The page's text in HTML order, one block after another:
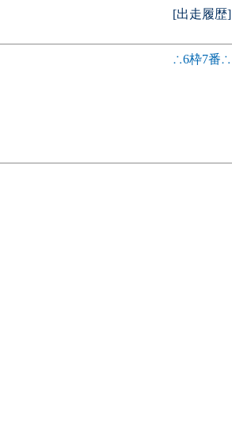
[出走履歴]
∴6枠7番∴